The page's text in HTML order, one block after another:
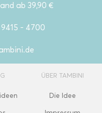
ab 39,90 €
- 4700
ÜBER TAMBINI
Die Idee